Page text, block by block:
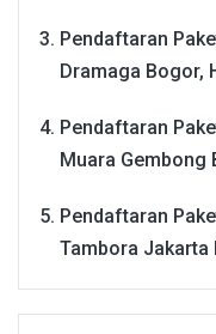
Pendaftaran
Dramaga Bogor,
Pendaftaran
Muara Gembong
Pendaftaran
Tambora Jakarta